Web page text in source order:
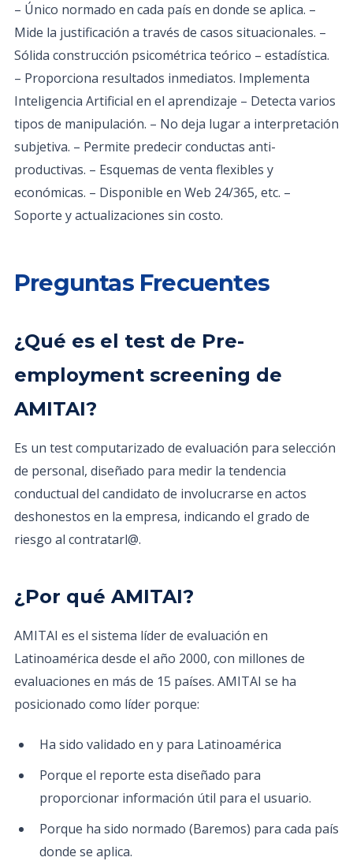
– Único normado en cada país en donde se aplica. –
Mide la justificación a través de casos situacionales. –
Sólida construcción psicométrica teórico – estadística.
– Proporciona resultados inmediatos. Implementa
Inteligencia Artificial en el aprendizaje – Detecta varios
tipos de manipulación. – No deja lugar a interpretación
subjetiva. – Permite predecir conductas anti-
productivas. – Esquemas de venta flexibles y
económicas. – Disponible en Web 24/365, etc. –
Soporte y actualizaciones sin costo.
Preguntas Frecuentes
¿Qué es el test de Pre-
employment screening de
AMITAI?
Es un test computarizado de evaluación para selección
de personal, diseñado para medir la tendencia
conductual del candidato de involucrarse en actos
deshonestos en la empresa, indicando el grado de
riesgo al contratarl@.
¿Por qué AMITAI?
AMITAI es el sistema líder de evaluación en
Latinoamérica desde el año 2000, con millones de
evaluaciones en más de 15 países. AMITAI se ha
posicionado como líder porque:
Ha sido validado en y para Latinoamérica
Porque el reporte esta diseñado para
proporcionar información útil para el usuario.
Porque ha sido normado (Baremos) para cada país
donde se aplica.